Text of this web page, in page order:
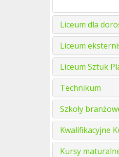
Liceum dla
Liceum
Liceum Sztuk
Technikum
Szkoły
Kwalifikacyjne
Kursy